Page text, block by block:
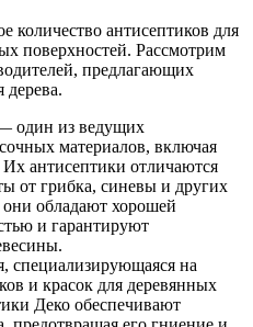
количество антисептиков для
поверхностей. Рассмотрим
предлагающих
дерева.
один из ведущих
материалов, включая
Их антисептики отличаются
от грибка, синевы и других
обладают хорошей
и гарантируют
специализирующаяся на
и красок для деревянных
Деко обеспечивают